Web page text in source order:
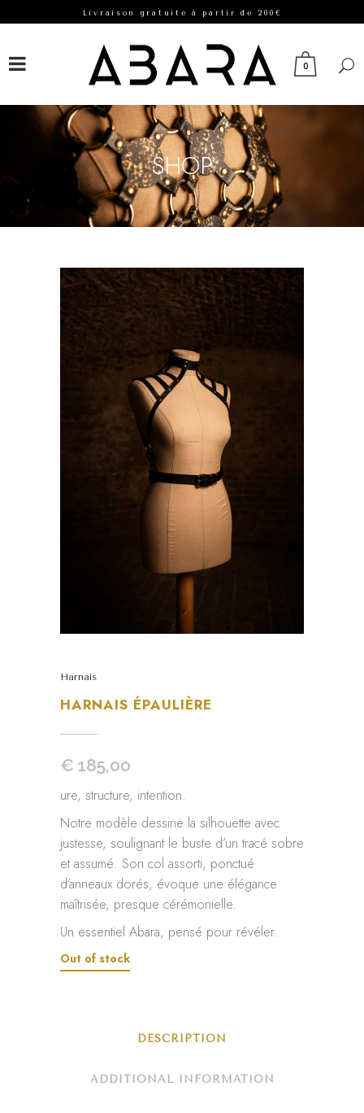
Livraison gratuite à partir de 200€
0
SHOP
Harnais
HARNAIS ÉPAULIÈRE
€ 185,00
ure, structure, intention.
Notre modèle dessine la silhouette avec
justesse, soulignant le buste d’un tracé sobre
et assumé. Son col assorti, ponctué
d’anneaux dorés, évoque une élégance
maîtrisée, presque cérémonielle.
Un essentiel Abara, pensé pour révéler.
Out of stock
DESCRIPTION
ADDITIONAL INFORMATION